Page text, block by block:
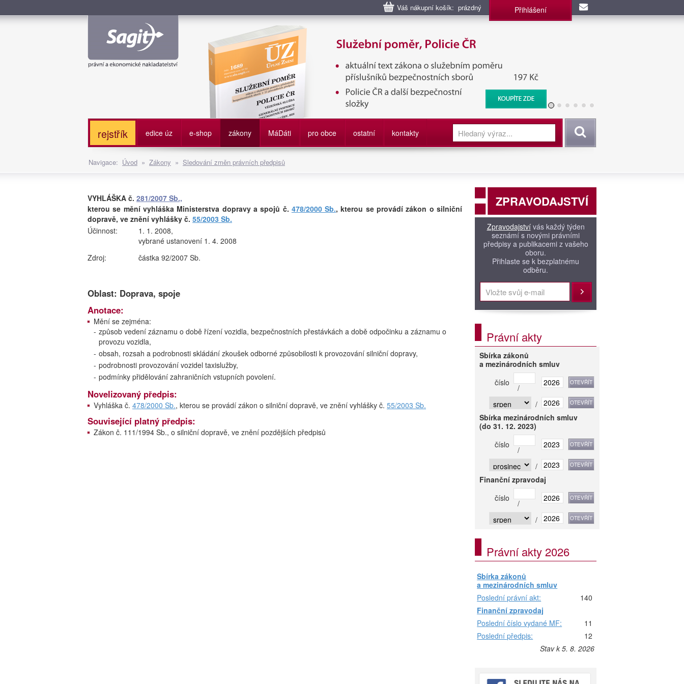
Váš nákupní košík: prázdný Přihlášení
Služební poměr příslušníků bezpečnostních sborů, Policie ČR, Vězeňská služba, BIS, Zpravodajské
služby
rejstřík edice úz e-shop zákony MáDáti pro obce ostatní kontakty Vyhledat
Navigace: Úvod » Zákony » Sledování změn právních předpisů
VYHLÁŠKA č. 281/2007 Sb.,
kterou se mění vyhláška Ministerstva dopravy a spojů č. 478/2000 Sb., kterou se provádí zákon o silniční
dopravě, ve znění vyhlášky č. 55/2003 Sb.
Účinnost:
1. 1. 2008,
vybrané ustanovení 1. 4. 2008
Zdroj:
částka 92/2007 Sb.
Oblast: Doprava, spoje
Anotace:
Mění se zejména:
- způsob vedení záznamu o době řízení vozidla, bezpečnostních přestávkách a době odpočinku a záznamu o
provozu vozidla,
- obsah, rozsah a podrobnosti skládání zkoušek odborné způsobilosti k provozování silniční dopravy,
- podrobnosti provozování vozidel taxislužby,
- podmínky přidělování zahraničních vstupních povolení.
Novelizovaný předpis:
Vyhláška č. 478/2000 Sb., kterou se provádí zákon o silniční dopravě, ve znění vyhlášky č. 55/2003 Sb.
Související platný předpis:
Zákon č. 111/1994 Sb., o silniční dopravě, ve znění pozdějších předpisů
ZPRAVODAJSTVÍ
Zpravodajstvívás každý týden
seznámí s novými právními
předpisy a publikacemi z vašeho
oboru.
Přihlaste se k bezplatnému
odběru.
Přihlásit
Právní akty
Sbírka zákonů
a mezinárodních smluv
číslo
/
/
Sbírka mezinárodních smluv
(do 31. 12. 2023)
číslo
/
/
Finanční zpravodaj
číslo
/
/
Právní akty 2026
Sbírka zákonů
a mezinárodních smluv
Poslední právní akt:
140
Finanční zpravodaj
Poslední číslo vydané MF:
11
Poslední předpis:
12
Stav k 5. 8. 2026